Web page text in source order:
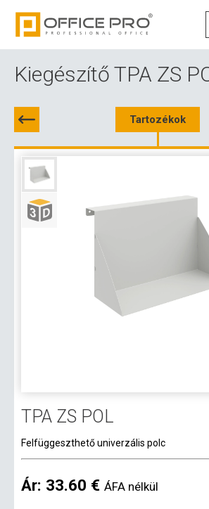
Kiegészítő TPA ZS
Tartozékok
TPA ZS POL
Felfüggeszthető univerzális polc
Ár: 33.60 € ÁFA nélkül